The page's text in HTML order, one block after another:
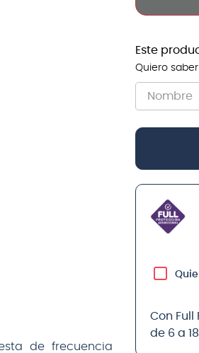
de frecuencia
Este
Quiero
Con
de 6 a